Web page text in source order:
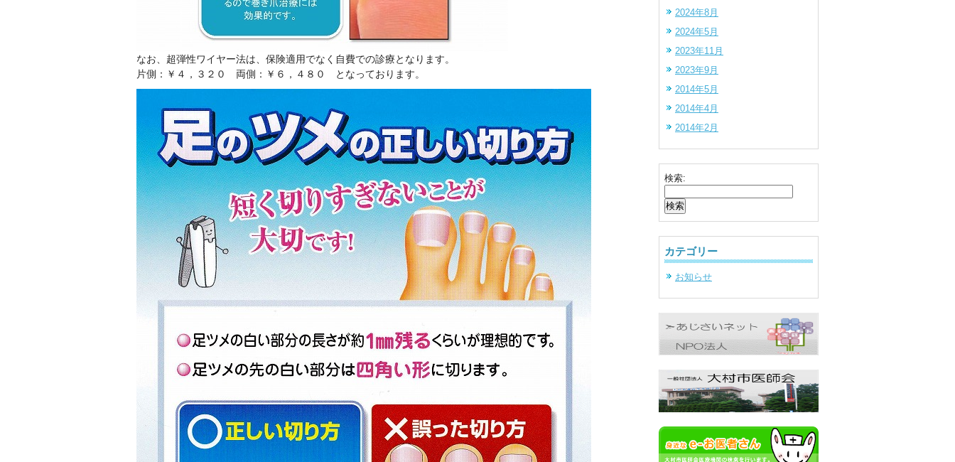
なお、超弾性ワイヤー法は、保険適用でなく自費での診療となります。
片側：￥４，３２０ 両側：￥６，４８０ となっております。
2024年8月
2024年5月
2023年11月
2023年9月
2014年5月
2014年4月
2014年2月
検索:
カテゴリー
お知らせ